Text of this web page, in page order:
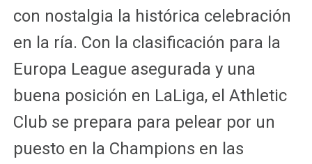
con nostalgia la histórica celebración
en la ría. Con la clasificación para la
Europa League asegurada y una
buena posición en LaLiga, el Athletic
Club se prepara para pelear por un
puesto en la Champions en las